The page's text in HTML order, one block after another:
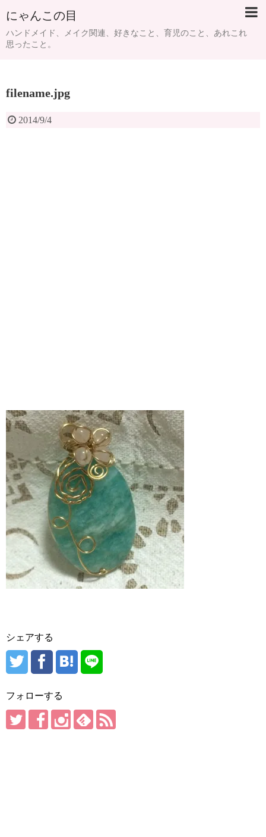
にゃんこの目
ハンドメイド、メイク関連、好きなこと、育児のこと、あれこれ
思ったこと。
filename.jpg
2014/9/4
シェアする
フォローする